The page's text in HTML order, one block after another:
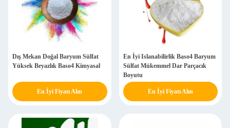
Dış Mekan Doğal Baryum Sülfat
Yüksek Beyazlık Baso4 Kimyasal
En İyi Fiyatı Alın
En İyi Islanabilirlik Baso4 Baryum
Sülfat Mükemmel Dar Parçacık
Boyutu
En İyi Fiyatı Alın